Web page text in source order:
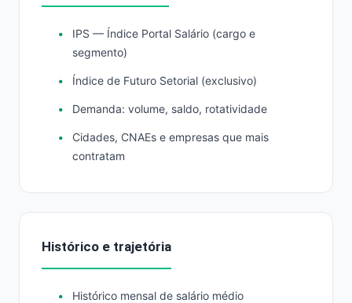
IPS — Índice Portal Salário (cargo e
segmento)
Índice de Futuro Setorial (exclusivo)
Demanda: volume, saldo, rotatividade
Cidades, CNAEs e empresas que mais
contratam
Histórico e trajetória
Histórico mensal de salário médio